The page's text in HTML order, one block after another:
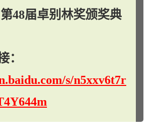
48届卓别林奖颁奖典
：
s/n5xxv6t7r